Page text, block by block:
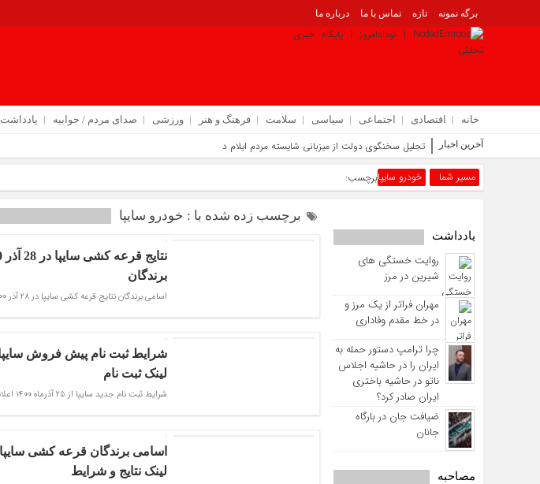
برگه نمونه تازه تماس با ما درباره ما
خانه اقتصادی اجتماعی سیاسی سلامت فرهنگ و هنر ورزشی صدای مردم / جوابیه یادداشت
آخرین اخبار تجلیل سخنگوی دولت از میزبانی شایسته مردم ایلام در اربعین | تأکید بر تداوم مسیر خدم
مسیر شما برچسب:خودرو سایپا
یادداشت
روایت خستگی‌ های
شیرین در مرز
مهران فراتر از یک مرز و
در خط مقدم وفاداری
چرا ترامپ دستور حمله به
ایران را در حاشیه اجلاس
ناتو در حاشیه باختری
ایران صادر کرد؟
ضیافت جان در بارگاه
جانان
مصاحبه
برچسب زده شده با : خودرو سایپا
برندگان
اسامی برندگان نتایج قرعه کشی سایپا در 28 آذر 1400 اعلام شد.
لینک ثبت نام
شرایط ثبت نام جدید سایپا از ۲۵ آذرماه ۱۴۰۰ اعلام شد.
لینک نتایج و شرایط